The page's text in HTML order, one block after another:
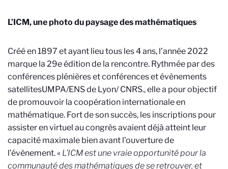
L’ICM, une photo du paysage des mathématiques
Créé en 1897 et ayant lieu tous les 4 ans, l’année 2022
marque la 29e édition de la rencontre. Rythmée par des
conférences plénières et conférences et évènements
satellitesUMPA/ENS de Lyon/ CNRS., elle a pour objectif
de promouvoir la coopération internationale en
mathématique. Fort de son succès, les inscriptions pour
assister en virtuel au congrès avaient déjà atteint leur
capacité maximale bien avant l’ouverture de
l’évènement. « L’ICM est une vraie opportunité pour la
communauté des mathématiques de se retrouver, et